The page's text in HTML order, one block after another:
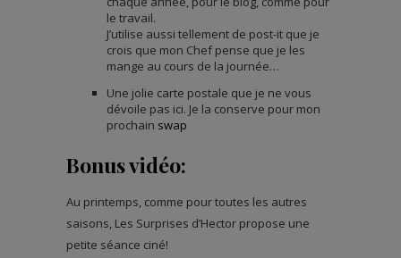
le travail.
J’utilise aussi tellement de post-it que je
crois que mon Chef pense que je les
mange au cours de la journée…
Une jolie carte postale que je ne vous
dévoile pas ici. Je la conserve pour mon
prochain swap
Bonus vidéo:
Au printemps, comme pour toutes les autres
saisons, Les Surprises d’Hector propose une
petite séance ciné!